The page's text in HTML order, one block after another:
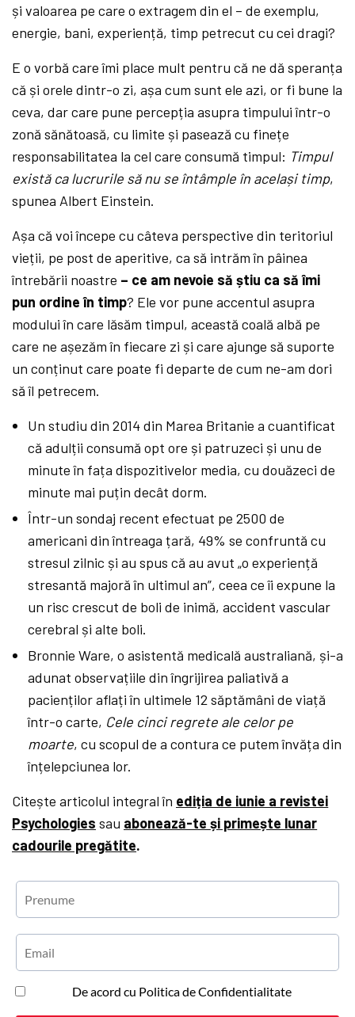
și valoarea pe care o extragem din el – de exemplu,
energie, bani, experiență, timp petrecut cu cei dragi?
E o vorbă care îmi place mult pentru că ne dă speranța
că și orele dintr-o zi, așa cum sunt ele azi, or fi bune la
ceva, dar care pune percepția asupra timpului într-o
zonă sănătoasă, cu limite și pasează cu finețe
responsabilitatea la cel care consumă timpul: Timpul
există ca lucrurile să nu se întâmple în același timp,
spunea Albert Einstein.
Așa că voi începe cu câteva perspective din teritoriul
vieții, pe post de aperitive, ca să intrăm în pâinea
întrebării noastre – ce am nevoie să știu ca să îmi
pun ordine în timp? Ele vor pune accentul asupra
modului în care lăsăm timpul, această coală albă pe
care ne așezăm în fiecare zi și care ajunge să suporte
un conținut care poate fi departe de cum ne-am dori
să îl petrecem.
Un studiu din 2014 din Marea Britanie a cuantificat
că adulții consumă opt ore și patruzeci și unu de
minute în fața dispozitivelor media, cu douăzeci de
minute mai puțin decât dorm.
Într-un sondaj recent efectuat pe 2500 de
americani din întreaga țară, 49% se confruntă cu
stresul zilnic și au spus că au avut „o experiență
stresantă majoră în ultimul an”, ceea ce îi expune la
un risc crescut de boli de inimă, accident vascular
cerebral și alte boli.
Bronnie Ware, o asistentă medicală australiană, și-a
adunat observațiile din îngrijirea paliativă a
pacienților aflați în ultimele 12 săptămâni de viață
într-o carte, Cele cinci regrete ale celor pe
moarte, cu scopul de a contura ce putem învăța din
înțelepciunea lor.
Citește articolul integral în ediția de iunie a revistei
Psychologies sau abonează-te și primește lunar
cadourile pregătite.